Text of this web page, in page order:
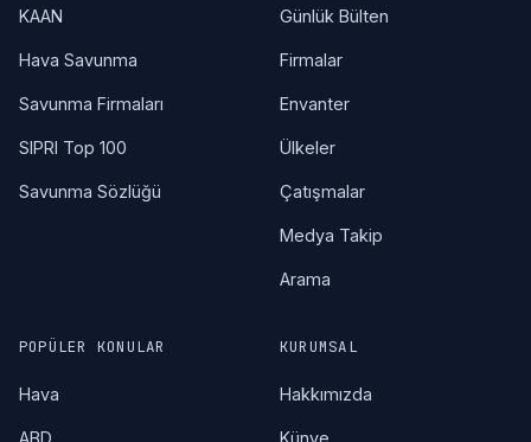
KAAN
Hava Savunma
Savunma Firmaları
SIPRI Top 100
Savunma Sözlüğü
Günlük Bülten
Firmalar
Envanter
Ülkeler
Çatışmalar
Medya Takip
Arama
POPÜLER KONULAR
Hava
ABD
KURUMSAL
Hakkımızda
Künye